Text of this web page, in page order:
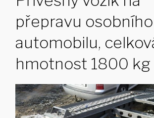
přepravu osobního
automobilu,
hmotnost 1800 kg